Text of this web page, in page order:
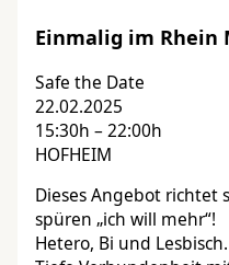
Einmalig im Rhein
Safe the Date
22.02.2025
15:30h – 22:00h
HOFHEIM
Dieses Angebot richtet
spüren „ich will mehr“!
Hetero, Bi und Lesbisch.